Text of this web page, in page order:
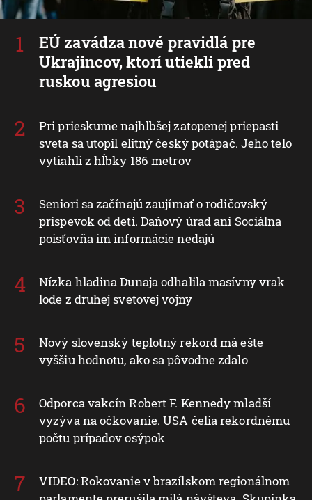
EÚ zavádza nové pravidlá pre
Ukrajincov, ktorí utiekli pred
ruskou agresiou
Pri prieskume najhlbšej zatopenej priepasti
sveta sa utopil elitný český potápač. Jeho telo
vytiahli z hĺbky 186 metrov
Seniori sa začínajú zaujímať o rodičovský
príspevok od detí. Daňový úrad ani Sociálna
poisťovňa im informácie nedajú
Nízka hladina Dunaja odhalila masívny vrak
lode z druhej svetovej vojny
Nový slovenský teplotný rekord má ešte
vyššiu hodnotu, ako sa pôvodne zdalo
Odporca vakcín Robert F. Kennedy mladší
vyzýva na očkovanie. USA čelia rekordnému
počtu prípadov osýpok
VIDEO: Rokovanie v brazílskom regionálnom